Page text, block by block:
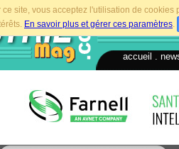
site, vous acceptez l'utilisation de
En savoir plus et gérer ces paramètres.
accueil